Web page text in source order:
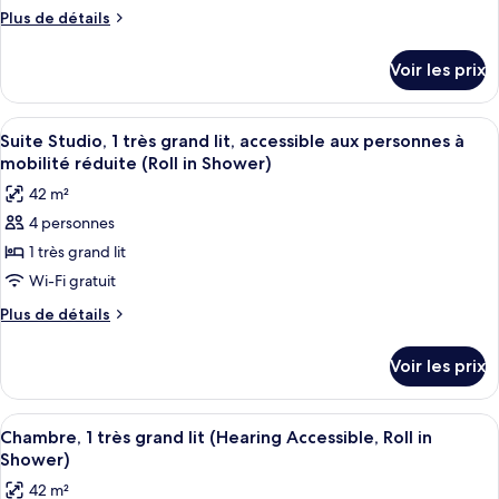
type
de
Suite
Studio,
2
grands
lits
Plus de détails
Plus
le
type
de
chambre
Studio,
2
grands
lits
Voir les prix
Afficher
toutes
les
photos
pour
ce
type
de
Studio,
très
grand
lit,
Une chambre d’hôtel avec un
4
Suite Studio, 1 très grand lit, accessible aux personnes à
mobilité réduite (Roll in Shower)
42 m²
4 personnes
1 très grand lit
Wi-Fi gratuit
Plus de détails
Plus
le
type
de
chambre
Studio,
Voir les prix
Afficher
toutes
les
Une chambre d’hôtel avec un
6
Chambre, 1 très grand lit (Hearing Accessible, Roll in
Shower)
42 m²